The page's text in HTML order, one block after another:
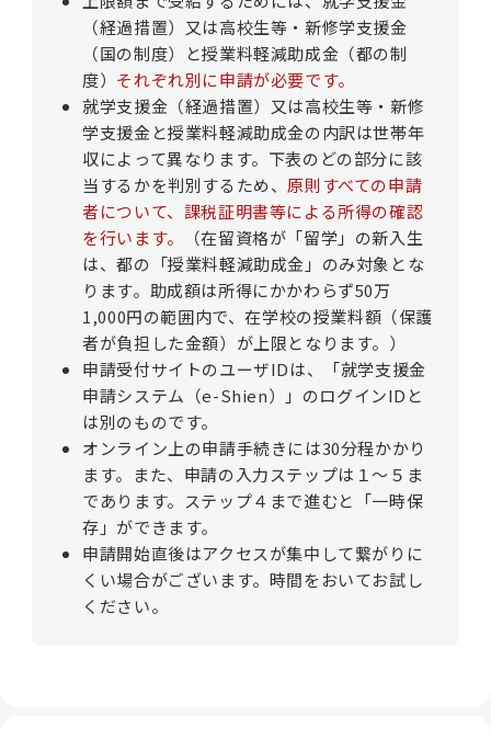
（経過措置）又は高校生等・新修学支援金
（国の制度）と授業料軽減助成金（都の制
度） それぞれ別に申請が必要です。
就学支援金（経過措置）又は高校生等・新修
学支援金と授業料軽減助成金の内訳は世帯年
収によって異なります。下表のどの部分に該
当するかを判別するため、 原則すべての申請
者について、課税証明書等による所得の確認
を行います。
（在留資格が「留学」の新入生
は、都の「授業料軽減助成金」のみ対象とな
ります。助成額は所得にかかわらず50万
1,000円の範囲内で、在学校の授業料額（保護
者が負担した金額）が上限となります。）
申請受付サイトのユーザIDは、「就学支援金
申請システム（e-Shien）」のログインIDと
は別のものです。
オンライン上の申請手続きには30分程かかり
ます。また、申請の入力ステップは１～５ま
であります。ステップ４まで進むと「一時保
存」ができます。
申請開始直後はアクセスが集中して繋がりに
くい場合がございます。時間をおいてお試し
ください。